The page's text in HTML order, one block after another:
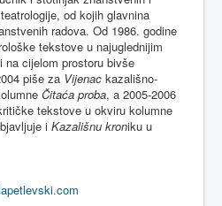
od kojih glavnina
radova. Od 1986. godine
tekstove u najuglednijim
cijelom prostoru bivše
piše za Vijenac kazališno-
Čitaća proba, a 2005-2006
tekstove u okviru kolumne
i Kazališnu kroniku u